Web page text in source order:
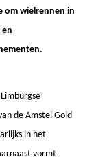
om wielrennen in
en
de Amstel Gold
in het
vormt